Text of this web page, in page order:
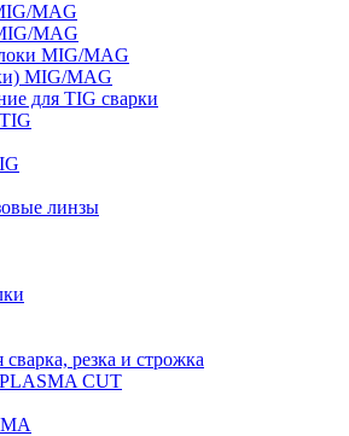
MAG
MAG
MIG/MAG
MIG/MAG
для TIG сварки
линзы
резка и строжка
CUT